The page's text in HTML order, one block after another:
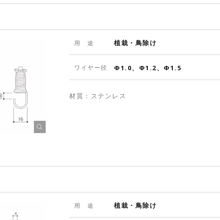
用 途 植栽・鳥除け
ワイヤー径 Φ1.0、Φ1.2、Φ1.5
材質：ステンレス
用 途 植栽・鳥除け